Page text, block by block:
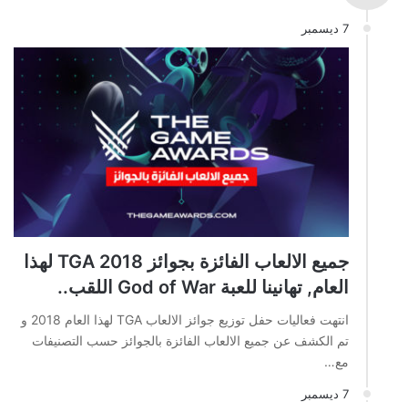
7 ديسمبر
جميع الالعاب الفائزة بجوائز TGA 2018 لهذا
العام, تهانينا للعبة God of War اللقب..
انتهت فعاليات حفل توزيع جوائز الالعاب TGA لهذا العام 2018 و
تم الكشف عن جميع الالعاب الفائزة بالجوائز حسب التصنيفات
مع…
7 ديسمبر